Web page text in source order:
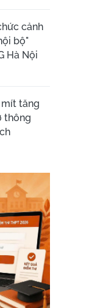
cảnh
bộ"
Hà Nội
tăng
thông